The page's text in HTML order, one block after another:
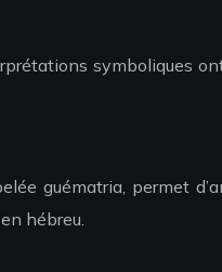
symboliques
guématria, permet
hébreu.